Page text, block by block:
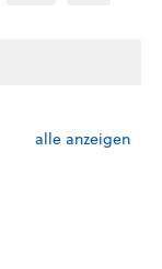
alle anzeigen